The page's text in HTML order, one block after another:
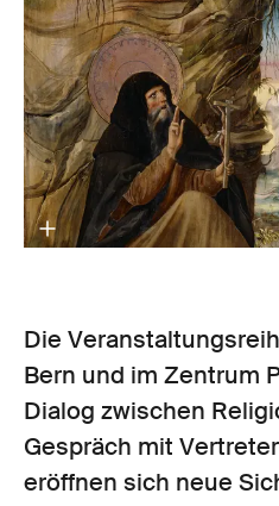
Die
Bern und im Zentrum
Dialog zwischen
Gespräch mit
eröffnen sich neue